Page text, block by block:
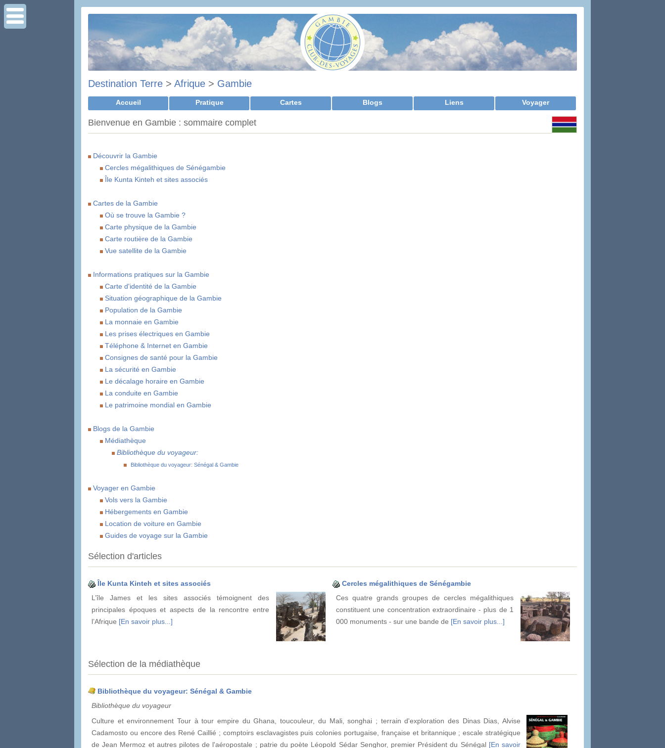
Destination Terre > Afrique > Gambie
Accueil Pratique Cartes Blogs Liens Voyager
Bienvenue en Gambie : sommaire complet
Découvrir la Gambie
Cercles mégalithiques de Sénégambie
Île Kunta Kinteh et sites associés
Cartes de la Gambie
Où se trouve la Gambie ?
Carte physique de la Gambie
Carte routière de la Gambie
Vue satellite de la Gambie
Informations pratiques sur la Gambie
Carte d'identité de la Gambie
Situation géographique de la Gambie
Population de la Gambie
La monnaie en Gambie
Les prises électriques en Gambie
Téléphone & Internet en Gambie
Consignes de santé pour la Gambie
La sécurité en Gambie
Le décalage horaire en Gambie
La conduite en Gambie
Le patrimoine mondial en Gambie
Blogs de la Gambie
Médiathèque
Bibliothèque du voyageur:
Bibliothèque du voyageur: Sénégal & Gambie
Voyager en Gambie
Vols vers la Gambie
Hébergements en Gambie
Location de voiture en Gambie
Guides de voyage sur la Gambie
Sélection d'articles
Île Kunta Kinteh et sites associés
L’île James et les sites associés témoignent des
principales époques et aspects de la rencontre entre
l’Afrique [En savoir plus...]
Cercles mégalithiques de Sénégambie
Ces quatre grands groupes de cercles mégalithiques
constituent une concentration extraordinaire - plus de 1
000 monuments - sur une bande de [En savoir plus...]
Sélection de la médiathèque
Bibliothèque du voyageur: Sénégal & Gambie
Bibliothèque du voyageur
Culture et environnement Tour à tour empire du Ghana, toucouleur, du Mali, songhai ; terrain d'exploration des Dinas Dias, Alvise
Cadamosto ou encore des René Caillié ; comptoirs esclavagistes puis colonies portugaise, française et britannique ; escale stratégique
de Jean Mermoz et autres pilotes de l'aéropostale ; patrie du poète Léopold Sédar Senghor, premier Président du Sénégal [En savoir